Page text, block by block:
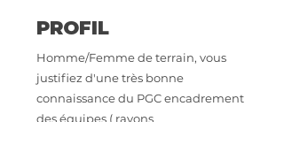
PROFIL
Homme/Femme de terrain, vous
justifiez d'une très bonne
connaissance du PGC encadrement
des équipes ( rayons